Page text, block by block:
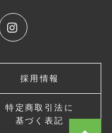
採用情報
特定商取引法に
基づく表記